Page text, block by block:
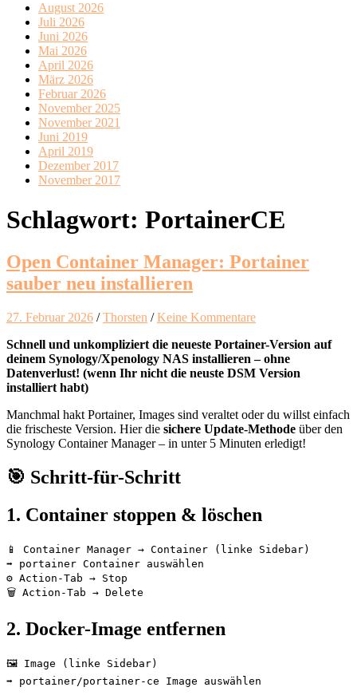
August 2026
Juli 2026
Juni 2026
Mai 2026
April 2026
März 2026
Februar 2026
November 2025
November 2021
Juni 2019
April 2019
Dezember 2017
November 2017
Schlagwort: PortainerCE
Open Container Manager: Portainer
sauber neu installieren
27. Februar 2026 /Thorsten /Keine Kommentare
Schnell und unkompliziert die neueste Portainer-Version auf
deinem Synology/Xpenology NAS installieren – ohne
Datenverlust! (wenn Ihr nicht die neuste DSM Version
installiert habt)
Manchmal hakt Portainer, Images sind veraltet oder du willst einfach
die frischeste Version. Hier die sichere Update-Methode über den
Synology Container Manager – in unter 5 Minuten erledigt!
🎯 Schritt-für-Schritt
1. Container stoppen & löschen
📱 Container Manager → Container (linke Sidebar)
➡️ portainer Container auswählen
⚙️ Action-Tab → Stop
🗑️ Action-Tab → Delete
2. Docker-Image entfernen
🖼️ Image (linke Sidebar)
➡️ portainer/portainer-ce Image auswählen